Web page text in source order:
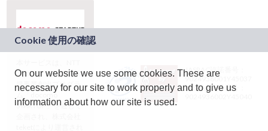
ドコモグループの新
規事業創出プログラ
ム「docomo
STARTUP」を通じて
JASRAC許諾番号：
9024936001Y45037
JASRAC許諾番号：
On our website we use some cookies. These are
necessary for our site to work properly and to give us
information about how our site is used.